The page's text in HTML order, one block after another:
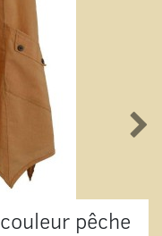
pêche